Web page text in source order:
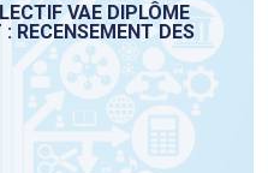
VAE DIPLÔME
: RECENSEMENT DES